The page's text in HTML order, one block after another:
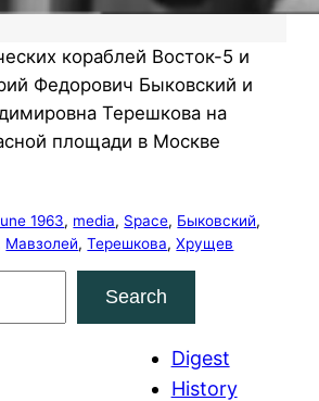
кораблей Восток-5 и
Федорович Быковский и
Терешкова на
площади в Москве
1963, media, Space, Быковский
Мавзолей, Терешкова, Хрущев
Search
Digest
History